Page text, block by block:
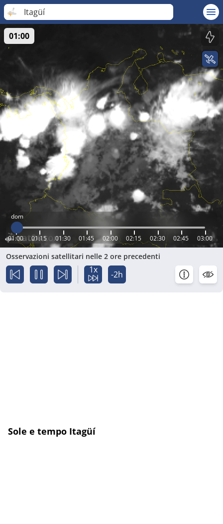
Itagüí
dom
01:00 01:15 01:30 01:45 02:00 02:15 02:30 02:45 03:00
01:00
Osservazioni satellitari nelle 2 ore precedenti
1x -2h
Sole e tempo Itagüí